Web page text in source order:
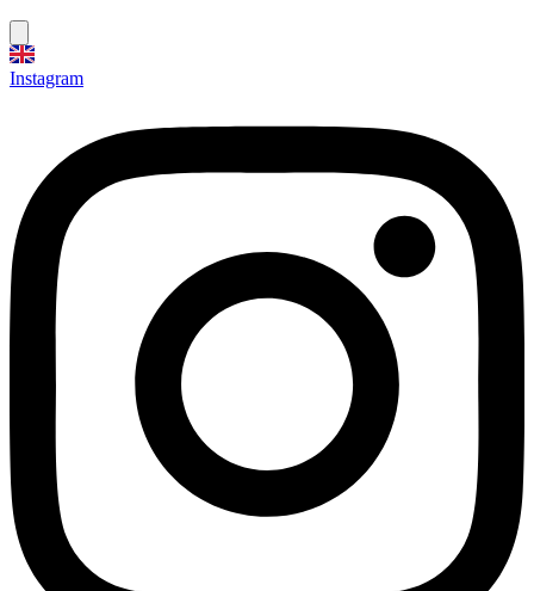
Instagram